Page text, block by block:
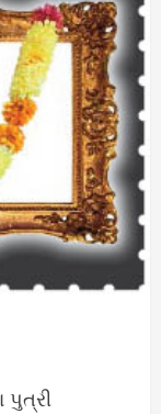
પુત્રી